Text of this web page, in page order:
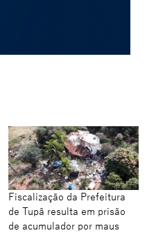
Fiscalização da Prefeitura
de Tupã resulta em prisão
de acumulador por maus